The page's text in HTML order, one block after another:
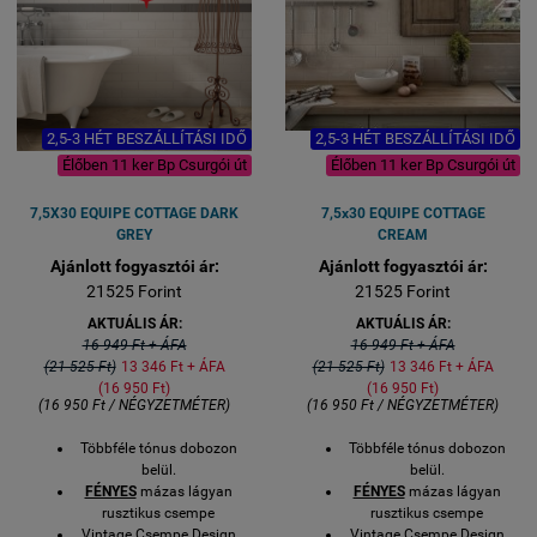
2,5-3 HÉT BESZÁLLÍTÁSI IDŐ
Élőben 11 ker Bp Csurgói út
7,5X30 EQUIPE COTTAGE DARK
GREY
Ajánlott fogyasztói ár:
21525 Forint
AKTUÁLIS ÁR:
16 949 Ft + ÁFA
(21 525 Ft) 13 346 Ft + ÁFA
(16 950 Ft)
(16 950 Ft / NÉGYZETMÉTER)
Többféle tónus dobozon
belül.
FÉNYESmázas lágyan
rusztikus csempe
2,5-3 HÉT BESZÁLLÍTÁSI IDŐ
Élőben 11 ker Bp Csurgói út
7,5x30 EQUIPE COTTAGE
CREAM
Ajánlott fogyasztói ár:
21525 Forint
AKTUÁLIS ÁR:
16 949 Ft + ÁFA
(21 525 Ft) 13 346 Ft + ÁFA
(16 950 Ft)
(16 950 Ft / NÉGYZETMÉTER)
Többféle tónus dobozon
belül.
FÉNYESmázas lágyan
rusztikus csempe